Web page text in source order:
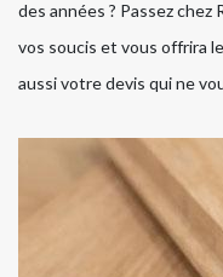
des années ? Passez
vos soucis et vous offrira
aussi votre devis qui ne